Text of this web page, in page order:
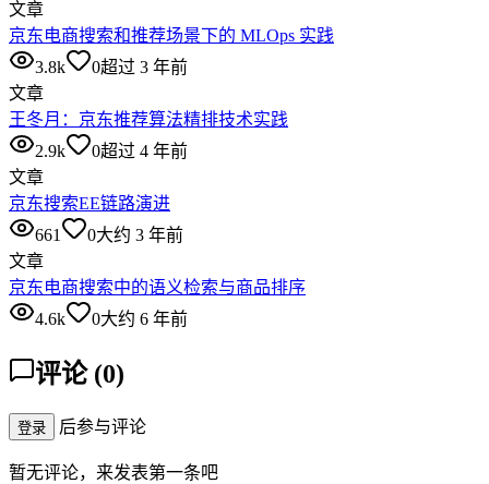
文章
京东电商搜索和推荐场景下的 MLOps 实践
3.8k
0超过 3 年前
文章
王冬月：京东推荐算法精排技术实践
2.9k
0超过 4 年前
文章
京东搜索EE链路演进
661
0大约 3 年前
文章
京东电商搜索中的语义检索与商品排序
4.6k
0大约 6 年前
评论 (0)
登录 后参与评论
暂无评论，来发表第一条吧